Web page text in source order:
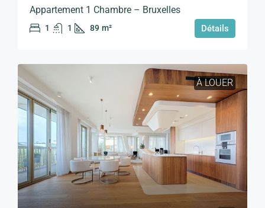
Appartement 1 Chambre – Bruxelles
1 1 89 m² Détails
À LOUER